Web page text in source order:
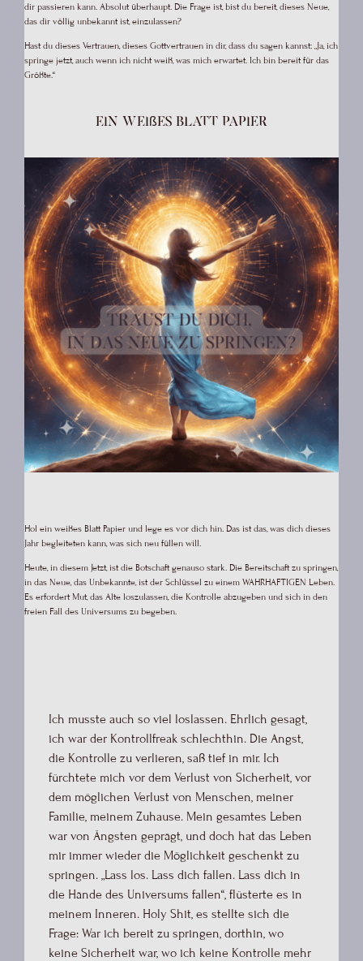
dir passieren kann. Absolut überhaupt. Die Frage ist, bist du bereit, dieses Neue,
das dir völlig unbekannt ist, einzulassen?
Hast du dieses Vertrauen, dieses Gottvertrauen in dir, dass du sagen kannst: „Ja, ich
springe jetzt, auch wenn ich nicht weiß, was mich erwartet. Ich bin bereit für das
Größte.“
Ein weißes Blatt Papier
Hol ein weißes Blatt Papier und lege es vor dich hin. Das ist das, was dich dieses
Jahr begleiteten kann, was sich neu füllen will.
Heute, in diesem Jetzt, ist die Botschaft genauso stark. Die Bereitschaft zu springen,
in das Neue, das Unbekannte, ist der Schlüssel zu einem WAHRHAFTIGEN Leben.
Es erfordert Mut, das Alte loszulassen, die Kontrolle abzugeben und sich in den
freien Fall des Universums zu begeben.
Ich musste auch so viel loslassen. Ehrlich gesagt,
ich war der Kontrollfreak schlechthin. Die Angst,
die Kontrolle zu verlieren, saß tief in mir. Ich
fürchtete mich vor dem Verlust von Sicherheit, vor
dem möglichen Verlust von Menschen, meiner
Familie, meinem Zuhause. Mein gesamtes Leben
war von Ängsten geprägt, und doch hat das Leben
mir immer wieder die Möglichkeit geschenkt zu
springen. „Lass los. Lass dich fallen. Lass dich in
die Hände des Universums fallen“, flüsterte es in
meinem Inneren. Holy Shit, es stellte sich die
Frage: War ich bereit zu springen, dorthin, wo
keine Sicherheit war, wo ich keine Kontrolle mehr